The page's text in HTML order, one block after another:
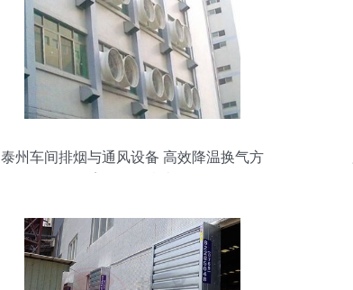
泰州车间排烟与通风设备 高效降温换气方